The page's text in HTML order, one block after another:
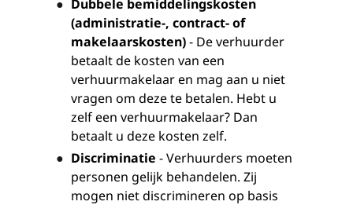
Dubbele bemiddelingskosten
(administratie-, contract- of
makelaarskosten)- De verhuurder
betaalt de kosten van een
verhuurmakelaar en mag aan u niet
vragen om deze te betalen. Hebt u
zelf een verhuurmakelaar? Dan
betaalt u deze kosten zelf.
Discriminatie - Verhuurders moeten
personen gelijk behandelen. Zij
mogen niet discrimineren op basis